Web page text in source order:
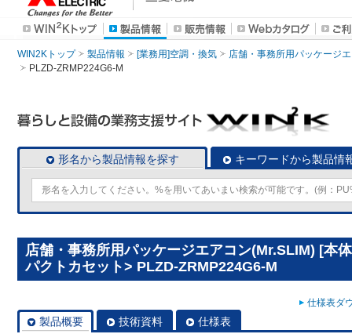
WIN2Kトップ 製品情報 [業務用]空調・換気
店舗・事務所用パッケージ
PLZD-ZRMP224G6-M
形名から製品情報を探す キーワードから製品情
店舗・事務所用パッケージエアコン(Mr.SLIM) [本
パクトカセット> PLZD-ZRMP224G6-M
仕様表ダ
製品概要 技術資料 仕様表